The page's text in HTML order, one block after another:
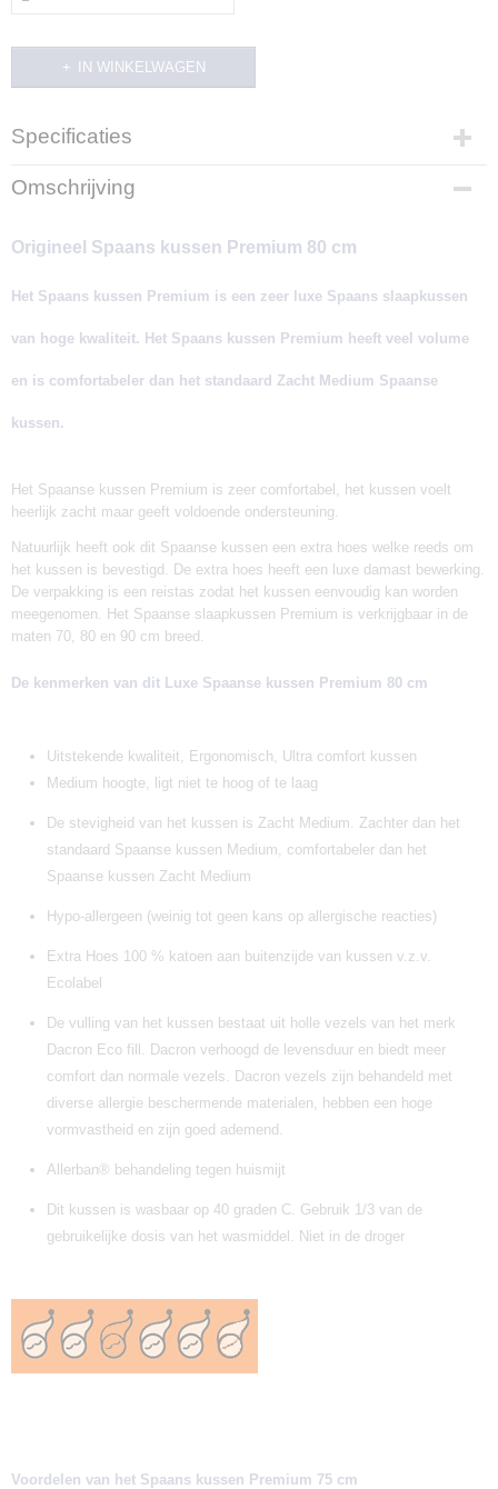
IN WINKELWAGEN
Specificaties
Productcode
PLUMA-80
8423241154912
K013140080
80 x 40 x 16 cm
Omschrijving
Origineel Spaans kussen Premium 80 cm
Het Spaans kussen Premium is een zeer luxe Spaans slaapkussen
van hoge kwaliteit. Het Spaans kussen Premium heeft veel volume
en is comfortabeler dan het standaard Zacht Medium Spaanse
kussen.
Het Spaanse kussen Premium is zeer comfortabel, het kussen voelt
heerlijk zacht maar geeft voldoende ondersteuning.
Natuurlijk heeft ook dit Spaanse kussen een extra hoes welke reeds om
het kussen is bevestigd. De extra hoes heeft een luxe damast bewerking.
De verpakking is een reistas zodat het kussen eenvoudig kan worden
meegenomen. Het Spaanse slaapkussen Premium is verkrijgbaar in de
maten 70, 80 en 90 cm breed.
De kenmerken van dit Luxe Spaanse kussen Premium 80 cm
Uitstekende kwaliteit, Ergonomisch, Ultra comfort kussen
Medium hoogte, ligt niet te hoog of te laag
De stevigheid van het kussen is Zacht Medium. Zachter dan het
standaard Spaanse kussen Medium, comfortabeler dan het
Spaanse kussen Zacht Medium
Hypo-allergeen (weinig tot geen kans op allergische reacties)
Extra Hoes 100 % katoen aan buitenzijde van kussen v.z.v.
Ecolabel
De vulling van het kussen bestaat uit holle vezels van het merk
Dacron Eco fill. Dacron verhoogd de levensduur en biedt meer
comfort dan normale vezels. Dacron vezels zijn behandeld met
diverse allergie beschermende materialen, hebben een hoge
vormvastheid en zijn goed ademend.
Allerban® behandeling tegen huismijt
Dit kussen is wasbaar op 40 graden C. Gebruik 1/3 van de
gebruikelijke dosis van het wasmiddel. Niet in de droger
Voordelen van het Spaans kussen Premium 75 cm